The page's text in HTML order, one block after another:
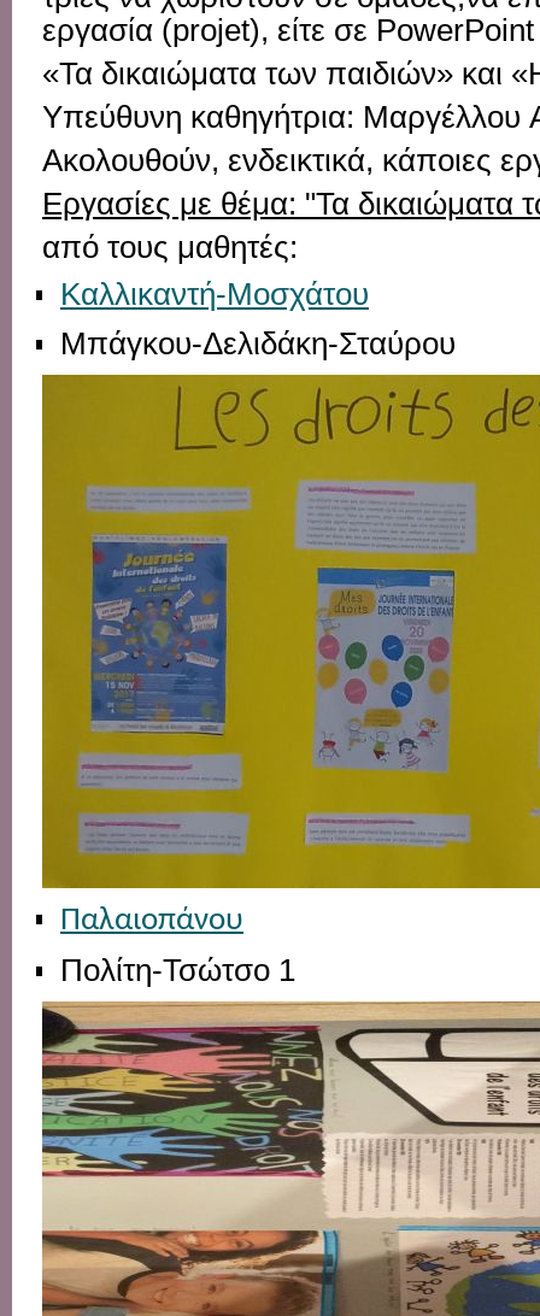
εργασία (projet), είτε σε
«Τα δικαιώματα των παιδιών» και «
Υπεύθυνη καθηγήτρια: Μαργέλλου
Ακολουθούν, ενδεικτικά, κάποιες
Εργασίες με θέμα: "Τα δικαιώματα
από τους μαθητές:
Καλλικαντή-Μοσχάτου
Μπάγκου-Δελιδάκη-Σταύρου
Παλαιοπάνου
Πολίτη-Τσώτσο 1